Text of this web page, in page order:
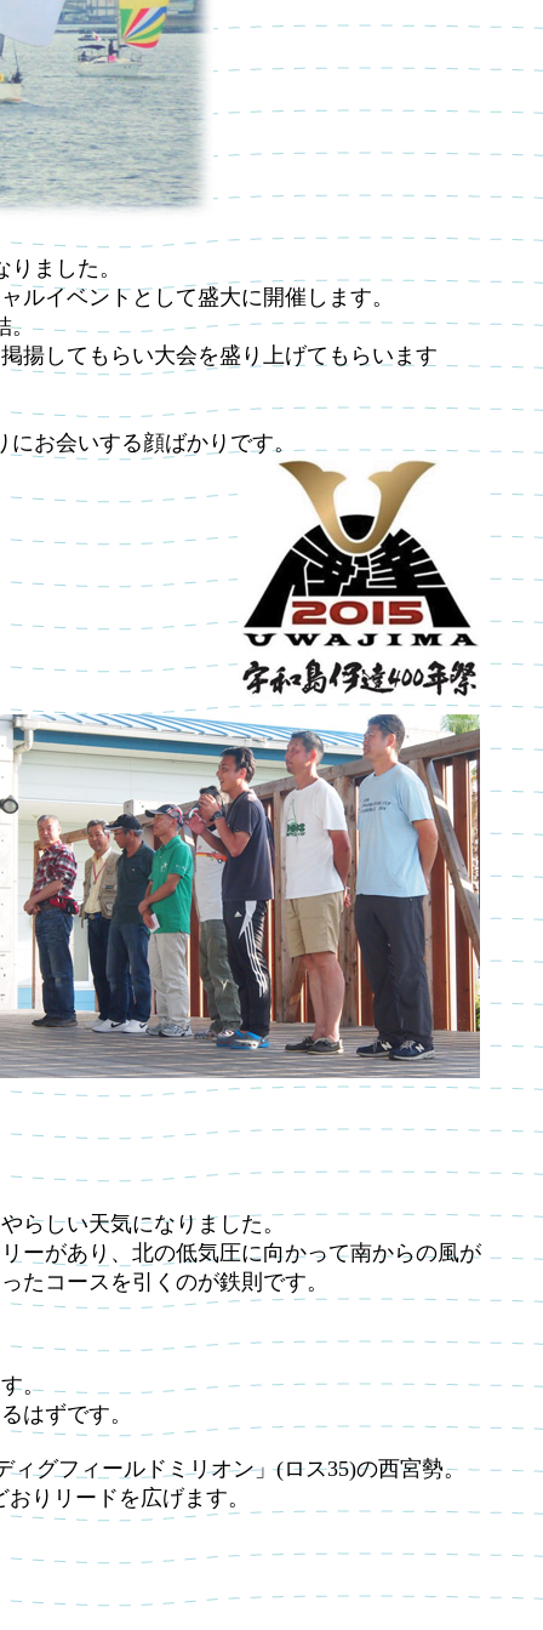
ました。
ルイベントとして盛大に開催します。
。
揚してもらい大会を盛り上げてもらいます
お会いする顔ばかりです。
らしい天気になりました。
ーがあり、北の低気圧に向かって南からの風が
たコースを引くのが鉄則です。
。
はずです。
グフィールドミリオン」(ロス35)の西宮勢。
りリードを広げます。